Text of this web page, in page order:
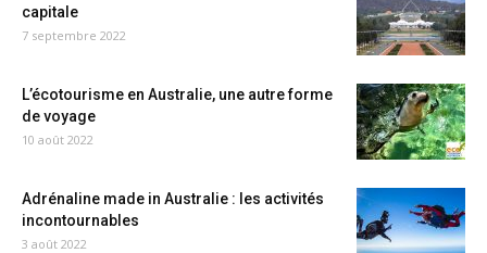
capitale
7 septembre 2022
L’écotourisme en Australie, une autre forme
de voyage
10 août 2022
Adrénaline made in Australie : les activités
incontournables
3 août 2022